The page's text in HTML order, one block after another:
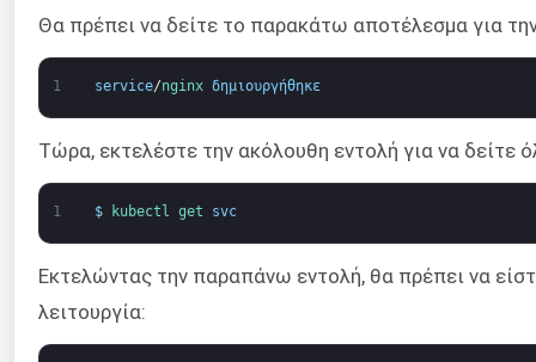
Θα πρέπει να δείτε το παρακάτω αποτέλεσμα για
1 service/nginx δημιουργήθηκε
Τώρα, εκτελέστε την ακόλουθη εντολή για να δείτε
1 $ kubectl get svc
Εκτελώντας την παραπάνω εντολή, θα πρέπει να
λειτουργία: